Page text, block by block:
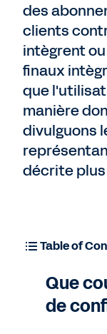
des
clients
intègrent
finaux
que
manière
divulguons
décrite
Table of
Que
de